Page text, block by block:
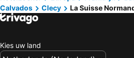
St Helier Harbour
Port
Dieppe Plage
Riva Bella beach
Calvados
Clecy La Suisse
Kies uw land